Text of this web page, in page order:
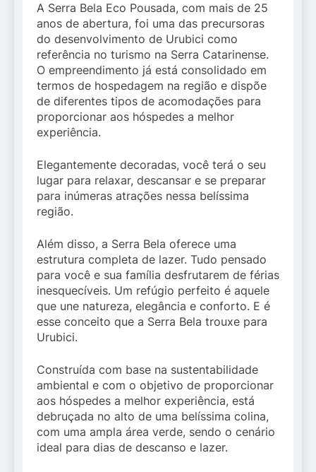
A Serra Bela Eco Pousada, com mais de 25
anos de abertura, foi uma das precursoras
do desenvolvimento de Urubici como
referência no turismo na Serra Catarinense.
O empreendimento já está consolidado em
termos de hospedagem na região e dispõe
de diferentes tipos de acomodações para
proporcionar aos hóspedes a melhor
experiência.
Elegantemente decoradas, você terá o seu
lugar para relaxar, descansar e se preparar
para inúmeras atrações nessa belíssima
região.
Além disso, a Serra Bela oferece uma
estrutura completa de lazer. Tudo pensado
para você e sua família desfrutarem de férias
inesquecíveis. Um refúgio perfeito é aquele
que une natureza, elegância e conforto. E é
esse conceito que a Serra Bela trouxe para
Urubici.
Construída com base na sustentabilidade
ambiental e com o objetivo de proporcionar
aos hóspedes a melhor experiência, está
debruçada no alto de uma belíssima colina,
com uma ampla área verde, sendo o cenário
ideal para dias de descanso e lazer.